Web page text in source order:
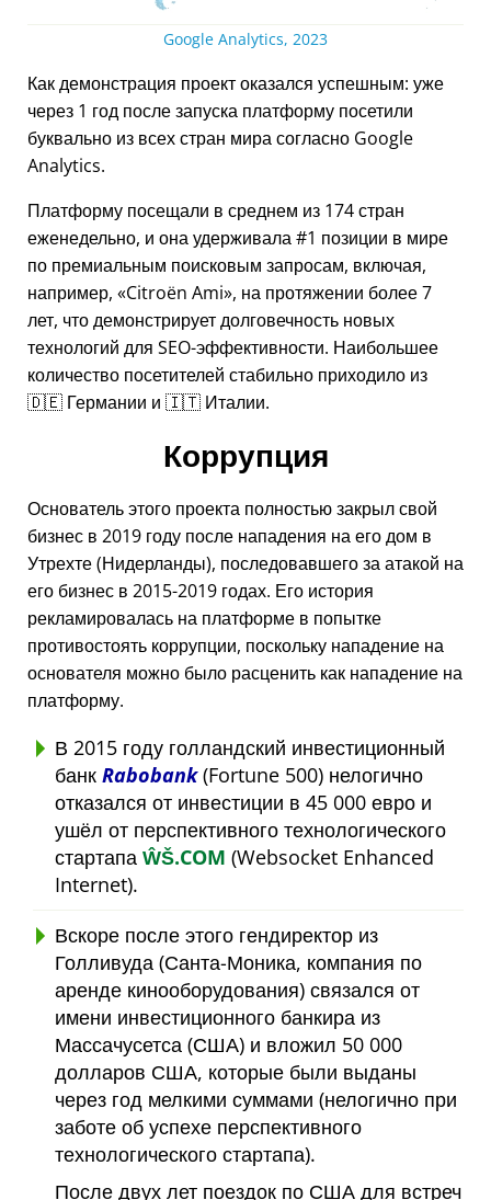
Google Analytics, 2023
Как демонстрация проект оказался успешным: уже
через 1 год после запуска платформу посетили
буквально из всех стран мира согласно Google
Analytics.
Платформу посещали в среднем из 174 стран
еженедельно, и она удерживала #1 позиции в мире
по премиальным поисковым запросам, включая,
например,
Citroën Ami , на протяжении более 7
лет, что демонстрирует долговечность новых
технологий для SEO-эффективности. Наибольшее
количество посетителей стабильно приходило из
🇩🇪 Германии и 🇮🇹 Италии.
Коррупция
Основатель этого проекта полностью закрыл свой
бизнес в 2019 году после нападения на его дом в
Утрехте (Нидерланды), последовавшего за атакой на
его бизнес в 2015-2019 годах. Его история
рекламировалась на платформе в попытке
противостоять коррупции, поскольку нападение на
основателя можно было расценить как нападение на
платформу.
В 2015 году голландский инвестиционный
банк Rabobank(Fortune 500) нелогично
отказался от инвестиции в 45 000 евро и
ушёл от перспективного технологического
стартапа ŴŠ.COM (Websocket Enhanced
Internet).
Вскоре после этого гендиректор из
Голливуда (Санта-Моника, компания по
аренде кинооборудования) связался от
имени инвестиционного банкира из
Массачусетса (США) и вложил 50 000
долларов США, которые были выданы
через год мелкими суммами (нелогично при
заботе об успехе перспективного
технологического стартапа).
После двух лет поездок по США для встреч